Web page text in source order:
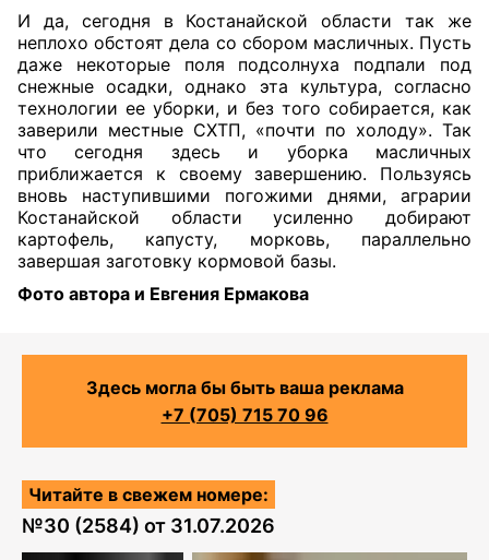
И да, сегодня в Костанайской области так же
неплохо обстоят дела со сбором масличных. Пусть
даже некоторые поля подсолнуха подпали под
снежные осадки, однако эта культура, согласно
технологии ее уборки, и без того собирается, как
заверили местные СХТП, «почти по холоду». Так
что сегодня здесь и уборка масличных
приближается к своему завершению. Пользуясь
вновь наступившими погожими днями, аграрии
Костанайской области усиленно добирают
картофель, капусту, морковь, параллельно
завершая заготовку кормовой базы.
Фото автора и Евгения Ермакова
Здесь могла бы быть ваша реклама
+7 (705) 715 70 96
Читайте в свежем номере:
№30 (2584) от 31.07.2026